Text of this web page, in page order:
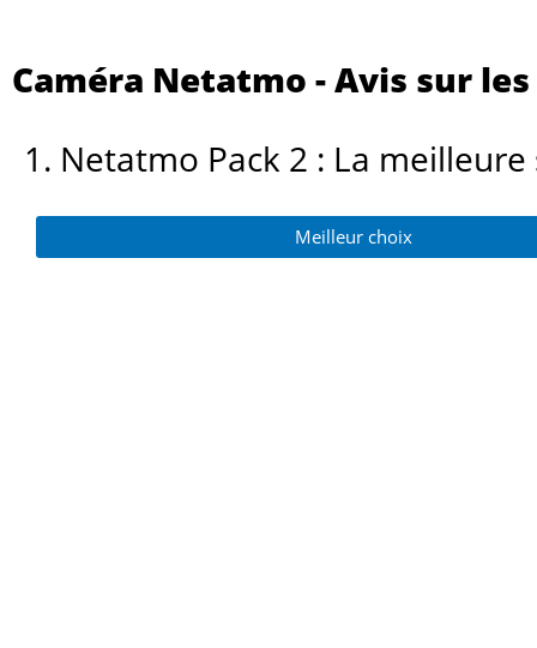
Caméra Netatmo - Avis sur
1. Netatmo Pack 2 : La
Meilleur choix